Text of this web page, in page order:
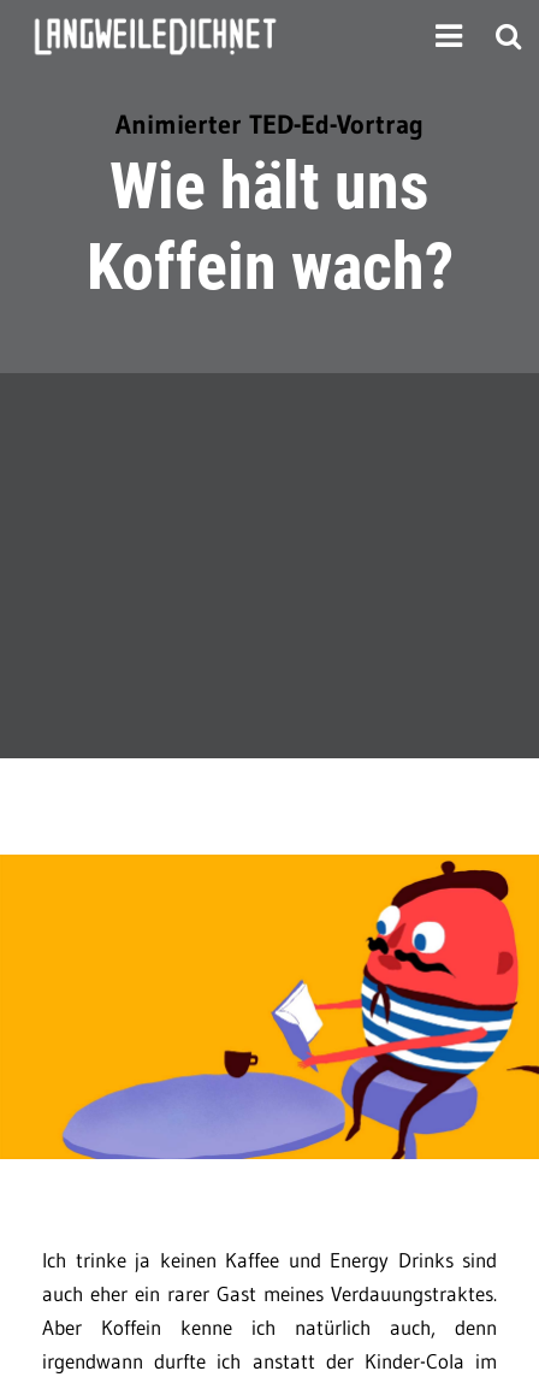
Animierter TED-Ed-Vortrag
Wie hält uns
Koffein wach?
Ich trinke ja keinen Kaffee und Energy Drinks sind
auch eher ein rarer Gast meines Verdauungstraktes.
Aber Koffein kenne ich natürlich auch, denn
irgendwann durfte ich anstatt der Kinder-Cola im